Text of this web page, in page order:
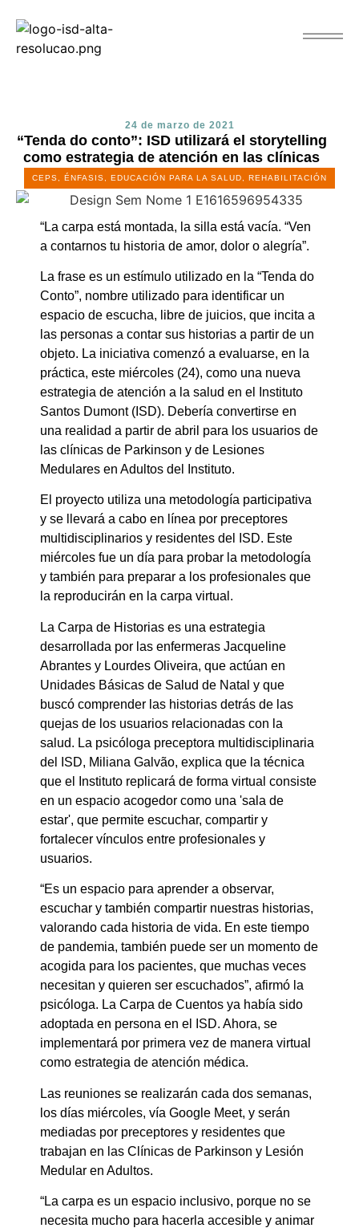
24 de marzo de 2021
“Tenda do conto”: ISD utilizará el storytelling
como estrategia de atención en las clínicas
CEPS ÉNFASIS EDUCACIÓN PARA LA SALUD REHABILITACIÓN
“La carpa está montada, la silla está vacía. “Ven
a contarnos tu historia de amor, dolor o alegría”.
La frase es un estímulo utilizado en la “Tenda do
Conto”, nombre utilizado para identificar un
espacio de escucha, libre de juicios, que incita a
las personas a contar sus historias a partir de un
objeto. La iniciativa comenzó a evaluarse, en la
práctica, este miércoles (24), como una nueva
estrategia de atención a la salud en el Instituto
Santos Dumont (ISD). Debería convertirse en
una realidad a partir de abril para los usuarios de
las clínicas de Parkinson y de Lesiones
Medulares en Adultos del Instituto.
El proyecto utiliza una metodología participativa
y se llevará a cabo en línea por preceptores
multidisciplinarios y residentes del ISD. Este
miércoles fue un día para probar la metodología
y también para preparar a los profesionales que
la reproducirán en la carpa virtual.
La Carpa de Historias es una estrategia
desarrollada por las enfermeras Jacqueline
Abrantes y Lourdes Oliveira, que actúan en
Unidades Básicas de Salud de Natal y que
buscó comprender las historias detrás de las
quejas de los usuarios relacionadas con la
salud. La psicóloga preceptora multidisciplinaria
del ISD, Miliana Galvão, explica que la técnica
que el Instituto replicará de forma virtual consiste
en un espacio acogedor como una 'sala de
estar', que permite escuchar, compartir y
fortalecer vínculos entre profesionales y
usuarios.
“Es un espacio para aprender a observar,
escuchar y también compartir nuestras historias,
valorando cada historia de vida. En este tiempo
de pandemia, también puede ser un momento de
acogida para los pacientes, que muchas veces
necesitan y quieren ser escuchados”, afirmó la
psicóloga. La Carpa de Cuentos ya había sido
adoptada en persona en el ISD. Ahora, se
implementará por primera vez de manera virtual
como estrategia de atención médica.
Las reuniones se realizarán cada dos semanas,
los días miércoles, vía Google Meet, y serán
mediadas por preceptores y residentes que
trabajan en las Clínicas de Parkinson y Lesión
Medular en Adultos.
“La carpa es un espacio inclusivo, porque no se
necesita mucho para hacerla accesible y animar